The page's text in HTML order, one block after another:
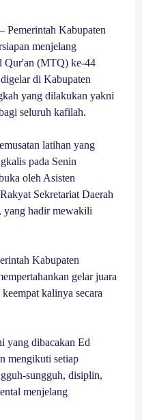
– Pemerintah Kabupaten
menjelang
Qur'an (MTQ) ke-44
di Kabupaten
yang dilakukan yakni
seluruh kafilah.
latihan yang
pada Senin
oleh Asisten
Sekretariat Daerah
yang hadir mewakili
Kabupaten
gelar juara
kalinya secara
yang dibacakan Ed
mengikuti setiap
sungguh, disiplin,
menjelang